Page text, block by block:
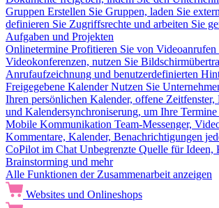
Gruppen Erstellen Sie Gruppen, laden Sie
definieren Sie Zugriffsrechte und arbeiten Sie
Aufgaben und Projekten
Onlinetermine Profitieren Sie von Videoanrufen
Videokonferenzen, nutzen Sie
Anrufaufzeichnung und benutzerdefinierten
Freigegebene Kalender Nutzen Sie
Ihren persönlichen Kalender, offene Zeitfenster,
und Kalendersynchroniserung, um Ihre Termine
Mobile Kommunikation Team-Messenger,
Kommentare, Kalender, Benachrichtigungen
CoPilot im Chat Unbegrenzte Quelle für Ideen,
Brainstorming und mehr
Alle Funktionen der Zusammenarbeit anzeigen
Websites und Onlineshops